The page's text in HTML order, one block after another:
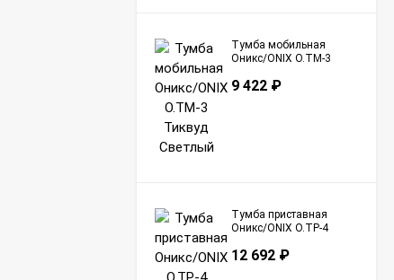
Тумба мобильная
Оникс/ONIX O.TM-3
9 422 ₽
Тумба приставная
Оникс/ONIX O.TP-4
12 692 ₽